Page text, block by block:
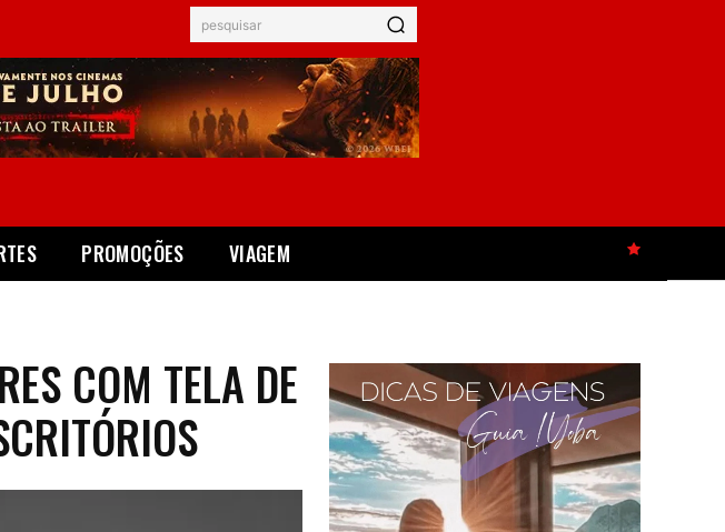
pesquisar
PROMOÇÕES VIAGEM
COM TELA DE